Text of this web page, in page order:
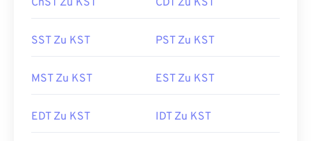
ChST Zu KST CDT Zu KST
SST Zu KST PST Zu KST
MST Zu KST EST Zu KST
EDT Zu KST IDT Zu KST